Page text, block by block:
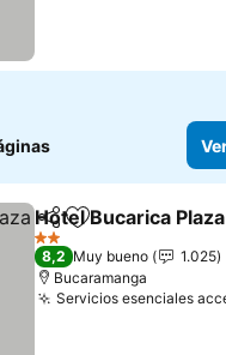
CompartirAgregar a
Hotel Bucarica Plaza
2 Estrellas
8,2 Muy bueno
1.025
Bucaramanga
Servicios esenciales